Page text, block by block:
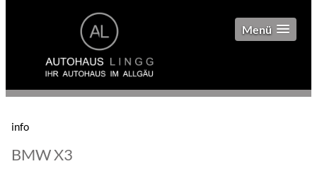
Menü
info
BMW X3